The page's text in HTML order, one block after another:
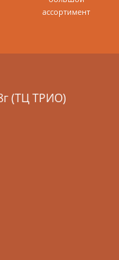
ассортимент
(ТЦ ТРИО)